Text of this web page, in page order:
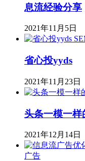
息流经验分享
2021年11月5日
省心投yyds
2021年11月23日
头条一模一样
2021年12月14日
广告